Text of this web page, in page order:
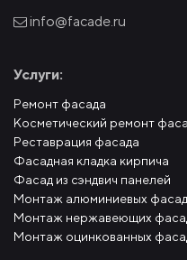
info@facade.ru
Услуги:
Ремонт фасада
Косметический ремонт
Реставрация фасада
Фасадная кладка кирпича
Фасад из сэндвич панелей
Монтаж алюминиевых
Монтаж нержавеющих
Монтаж оцинкованных